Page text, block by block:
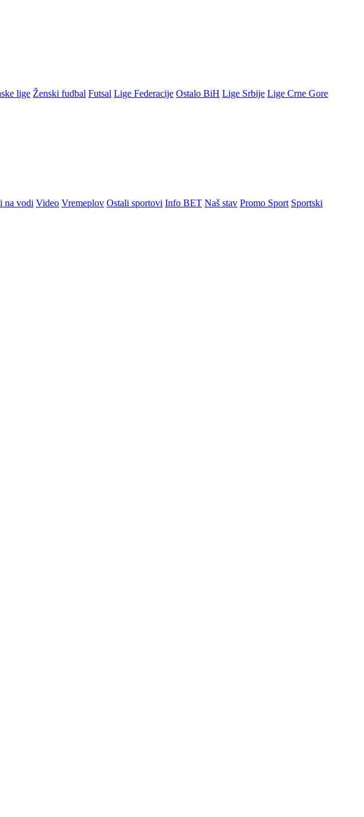
lige Ženski fudbal Futsal Lige Federacije Ostalo BiH Lige Srbije Lige Crne Gore
na vodi Video Vremeplov Ostali sportovi Info BET Naš stav Promo Sport Sportski